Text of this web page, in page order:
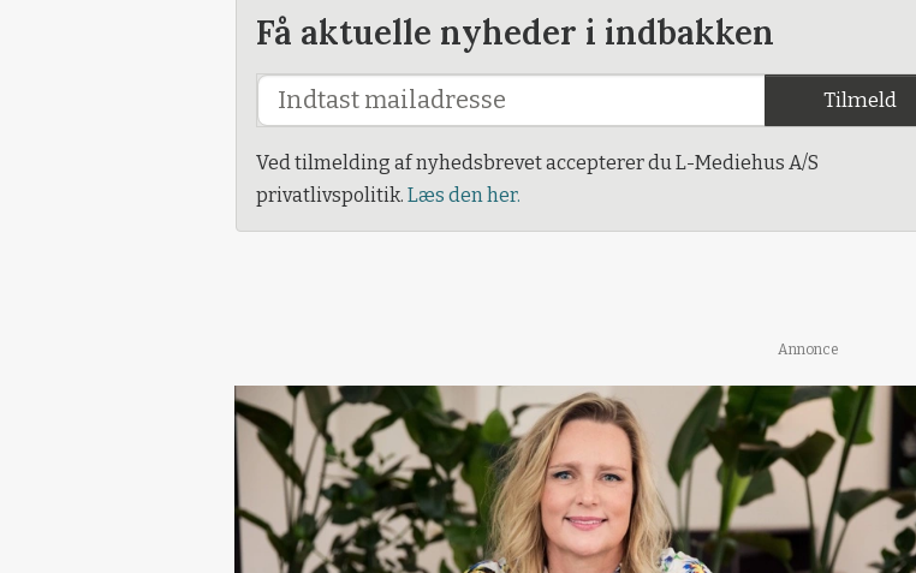
Få aktuelle nyheder i indbakken
Tilmeld
Ved tilmelding af nyhedsbrevet accepterer du L-Mediehus A/S
privatlivspolitik. Læs den her.
Annonce